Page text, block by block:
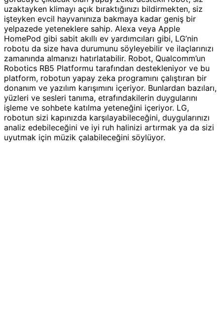
uzaktayken klimayı açık bıraktığınızı bildirmekten, siz
işteyken evcil hayvanınıza bakmaya kadar geniş bir
yelpazede yeteneklere sahip. Alexa veya Apple
HomePod gibi sabit akıllı ev yardımcıları gibi, LG’nin
robotu da size hava durumunu söyleyebilir ve ilaçlarınızı
zamanında almanızı hatırlatabilir. Robot, Qualcomm’un
Robotics RB5 Platformu tarafından destekleniyor ve bu
platform, robotun yapay zeka programını çalıştıran bir
donanım ve yazılım karışımını içeriyor. Bunlardan bazıları,
yüzleri ve sesleri tanıma, etrafındakilerin duygularını
işleme ve sohbete katılma yeteneğini içeriyor. LG,
robotun sizi kapınızda karşılayabileceğini, duygularınızı
analiz edebileceğini ve iyi ruh halinizi artırmak ya da sizi
uyutmak için müzik çalabileceğini söylüyor.